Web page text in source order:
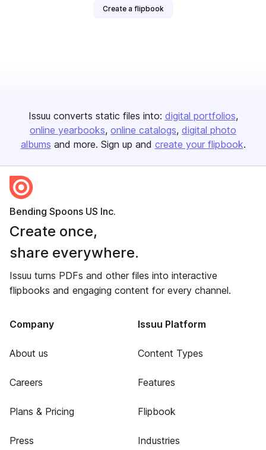
Create a flipbook
Issuu converts static files into: digital portfolios
online yearbooks online catalogs digital photo
albums and more. Sign up and create your flipbook.
Bending Spoons US Inc.
Create once,
share everywhere.
Issuu turns PDFs and other files into interactive
flipbooks and engaging content for every channel.
Company
About us
Careers
Plans & Pricing
Press
Issuu Platform
Content Types
Features
Flipbook
Industries